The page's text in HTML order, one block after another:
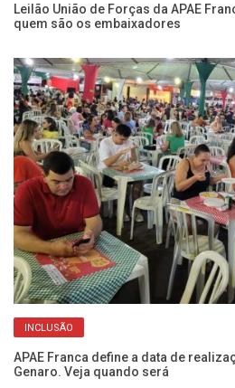
Leilão União de Forças da APAE
quem são os embaixadores
INCLUSÃO
APAE Franca define a data de
Genaro. Veja quando será